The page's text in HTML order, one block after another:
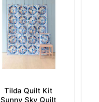
Tilda Quilt Kit
Sunny Sky Quilt